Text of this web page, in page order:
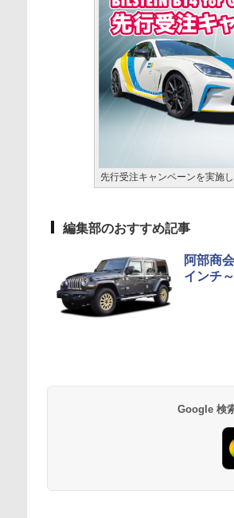
先行受注キャンペーンを実施
編集部のおすすめ記事
阿部商
インチ
Google 検